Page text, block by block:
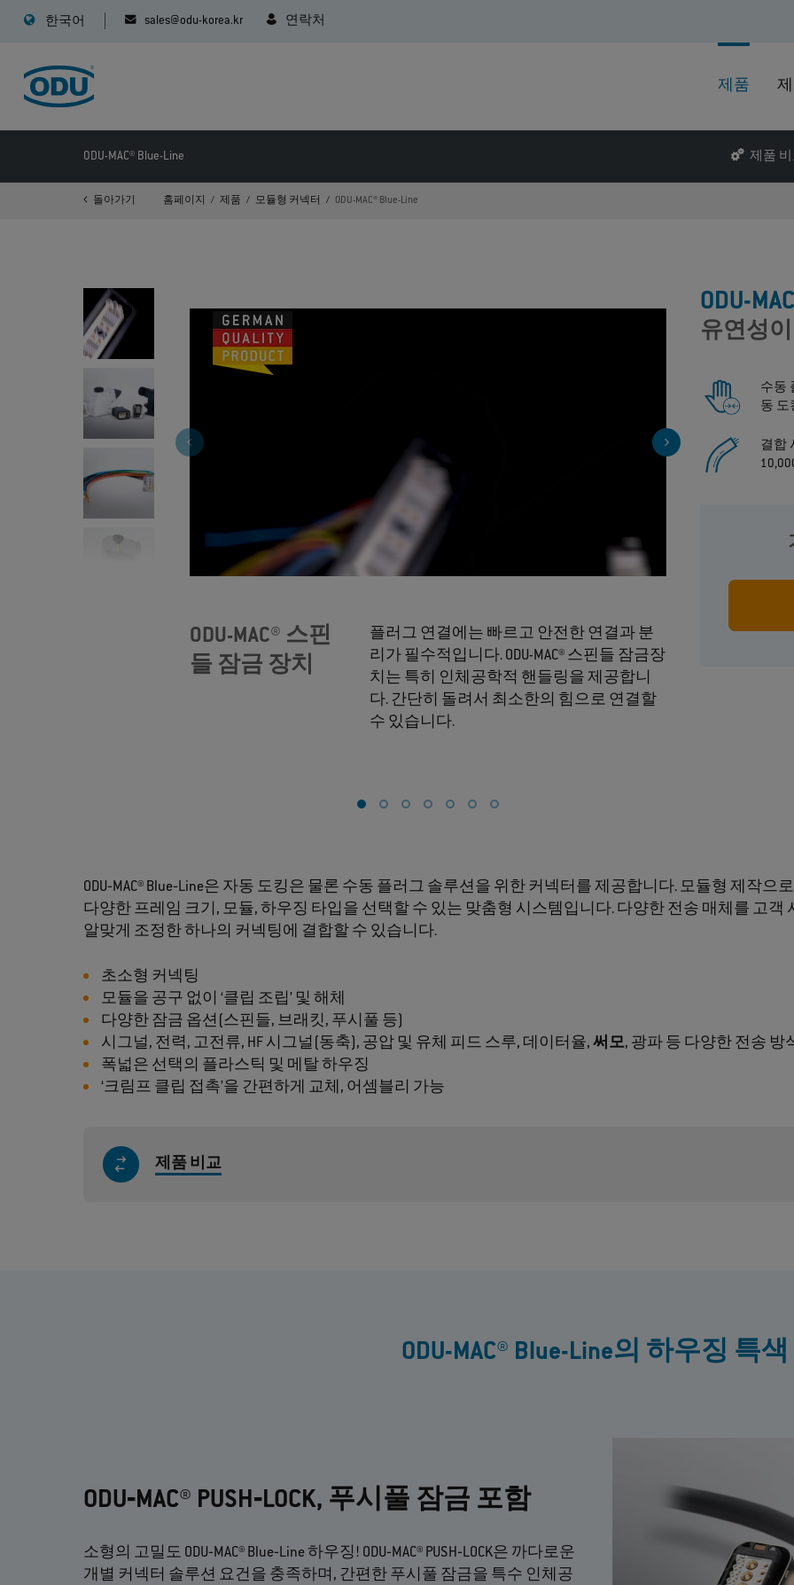
한국어 sales@odu-korea.kr 연락처
제품
ODU-MAC® Blue-Line 제품 비
돌아가기 홈페이지 제품 모듈형 커넥터 ODU-MAC® Blue-Line
>
ODU-MAC® 스핀
들 잠금 장치
플러그 연결에는 빠르고 안전한 연결과 분
리가 필수적입니다. ODU-MAC® 스핀들 잠금장
치는 특히 인체공학적 핸들링을 제공합니
다. 간단히 돌려서 최소한의 힘으로 연결할
수 있습니다.
ODU-
유연성
수동
동 도
결합
ODU‐MAC® Blue‐Line은 자동 도킹은 물론 수동 플러그 솔루션을 위한 커넥터를 제공합니다. 모듈형 제작으
다양한 프레임 크기, 모듈, 하우징 타입을 선택할 수 있는 맞춤형 시스템입니다. 다양한 전송 매체를 고객
알맞게 조정한 하나의 커넥팅에 결합할 수 있습니다.
초소형 커넥팅
모듈을 공구 없이 ‘클립 조립’ 및 해체
다양한 잠금 옵션(스핀들, 브래킷, 푸시풀 등)
시그널, 전력, 고전류, HF 시그널(동축), 공압 및 유체 피드 스루, 데이터율,써모, 광파 등 다양한 전송 방
폭넓은 선택의 플라스틱 및 메탈 하우징
‘크림프 클립 접촉’을 간편하게 교체, 어셈블리 가능
제품 비교
ODU-MAC® Blue-Line의 하우징 특색
ODU‐MAC® PUSH‐LOCK, 푸시풀 잠금 포함
소형의 고밀도 ODU‐MAC® Blue‐Line 하우징! ODU‐MAC® PUSH‐LOCK은 까다로운
개별 커넥터 솔루션 요건을 충족하며, 간편한 푸시풀 잠금을 특수 인체공